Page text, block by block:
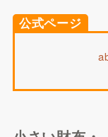
公式ページ